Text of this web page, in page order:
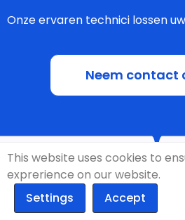
Onze ervaren technici lossen
Neem contact
This website uses cookies to
exprerience on our website.